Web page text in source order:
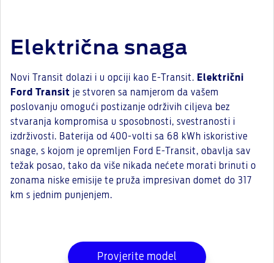
Električna snaga
Novi Transit dolazi i u opciji kao E-Transit. Električni
Ford Transit je stvoren sa namjerom da vašem
poslovanju omogući postizanje održivih ciljeva bez
stvaranja kompromisa u sposobnosti, svestranosti i
izdrživosti. Baterija od 400-volti sa 68 kWh iskoristive
snage, s kojom je opremljen Ford E-Transit, obavlja sav
težak posao, tako da više nikada nećete morati brinuti o
zonama niske emisije te pruža impresivan domet do 317
km s jednim punjenjem.
Provjerite model